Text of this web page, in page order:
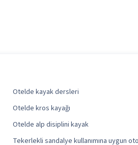
Otelde kayak dersleri
Otelde kros kayağı
Otelde alp disiplini kayak
Tekerlekli sandalye kullanımına uygun